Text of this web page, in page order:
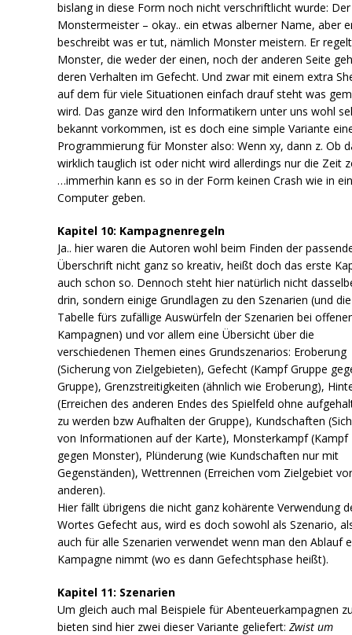
bislang in diese Form noch nicht verschriftlicht wurde: Der
Monstermeister – okay.. ein etwas alberner Name, aber
beschreibt was er tut, nämlich Monster meistern. Er
Monster, die weder der einen, noch der anderen Seite
deren Verhalten im Gefecht. Und zwar mit einem extra
auf dem für viele Situationen einfach drauf steht was
wird. Das ganze wird den Informatikern unter uns wohl
bekannt vorkommen, ist es doch eine simple Variante
Programmierung für Monster also: Wenn xy, dann z. Ob
wirklich tauglich ist oder nicht wird allerdings nur die Zeit
…immerhin kann es so in der Form keinen Crash wie in
Computer geben.
Kapitel 10: Kampagnenregeln
Ja.. hier waren die Autoren wohl beim Finden der
Überschrift nicht ganz so kreativ, heißt doch das erste
auch schon so. Dennoch steht hier natürlich nicht
drin, sondern einige Grundlagen zu den Szenarien (und die
Tabelle fürs zufällige Auswürfeln der Szenarien bei
Kampagnen) und vor allem eine Übersicht über die
verschiedenen Themen eines Grundszenarios: Eroberung
(Sicherung von Zielgebieten), Gefecht (Kampf Gruppe
Gruppe), Grenzstreitigkeiten (ähnlich wie Eroberung),
(Erreichen des anderen Endes des Spielfeld ohne
zu werden bzw Aufhalten der Gruppe), Kundschaften
von Informationen auf der Karte), Monsterkampf (Kampf
gegen Monster), Plünderung (wie Kundschaften nur mit
Gegenständen), Wettrennen (Erreichen vom Zielgebiet
anderen).
Hier fällt übrigens die nicht ganz kohärente Verwendung
Wortes Gefecht aus, wird es doch sowohl als Szenario,
auch für alle Szenarien verwendet wenn man den Ablauf
Kampagne nimmt (wo es dann Gefechtsphase heißt).
Kapitel 11: Szenarien
Um gleich auch mal Beispiele für Abenteuerkampagnen
bieten sind hier zwei dieser Variante geliefert:Zwist um